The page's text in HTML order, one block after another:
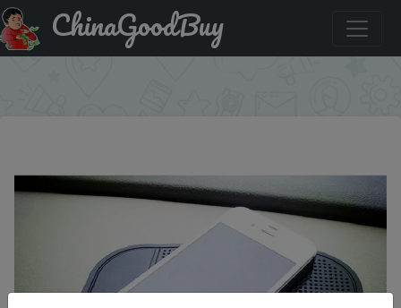
Купити на розпродажі SSS # BAO антискользящий
коврик ChinaGoodBuy